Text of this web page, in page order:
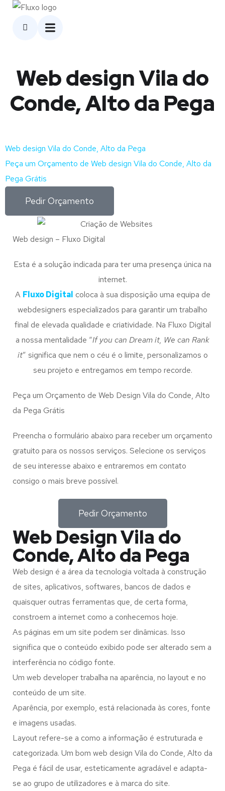
Web design Vila do
Conde, Alto da Pega
Web design Vila do Conde, Alto da Pega
Peça um Orçamento de Web design Vila do Conde, Alto da
Pega Grátis
Pedir Orçamento
Web design – Fluxo Digital
Esta é a solução indicada para ter uma presença única na
internet.
A Fluxo Digital coloca à sua disposição uma equipa de
webdesigners especializados para garantir um trabalho
final de elevada qualidade e criatividade. Na Fluxo Digital
a nossa mentalidade “If you can Dream it, We can Rank
it” significa que nem o céu é o limite, personalizamos o
seu projeto e entregamos em tempo recorde.
Peça um Orçamento de Web Design Vila do Conde, Alto
da Pega Grátis
Preencha o formulário abaixo para receber um orçamento
gratuito para os nossos serviços. Selecione os serviços
de seu interesse abaixo e entraremos em contato
consigo o mais breve possível.
Pedir Orçamento
Web Design Vila do
Conde, Alto da Pega
Web design é a área da tecnologia voltada à construção
de sites, aplicativos, softwares, bancos de dados e
quaisquer outras ferramentas que, de certa forma,
constroem a internet como a conhecemos hoje.
As páginas em um site podem ser dinâmicas. Isso
significa que o conteúdo exibido pode ser alterado sem a
interferência no código fonte.
Um web developer trabalha na aparência, no layout e no
conteúdo de um site.
Aparência, por exemplo, está relacionada às cores, fonte
e imagens usadas.
Layout refere-se a como a informação é estruturada e
categorizada. Um bom web design Vila do Conde, Alto da
Pega é fácil de usar, esteticamente agradável e adapta-
se ao grupo de utilizadores e à marca do site.